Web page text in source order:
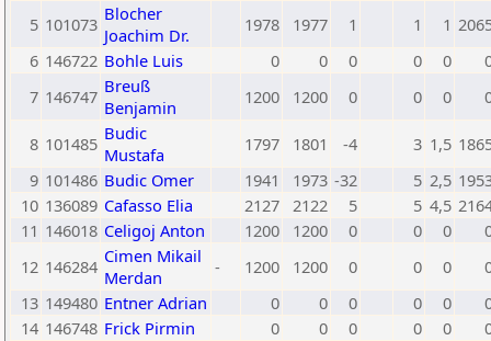
5 101073 Blocher
Joachim Dr.
1978 1977 1 1 1
6 146722 Bohle Luis 0 0 0 0 0
7 146747 Breuß
Benjamin
1200 1200 0 0 0
8 101485 Budic
Mustafa
1797 1801 -4 3 1,5
9 101486 Budic Omer 1941 1973 -32 5 2,5
10 136089 Cafasso Elia 2127 2122 5 5 4,5
11 146018 Celigoj Anton 1200 1200 0 0 0
12 146284 Cimen Mikail
Merdan
- 1200 1200 0 0 0
13 149480 Entner Adrian 0 0 0 0 0
14 146748 Frick Pirmin 0 0 0 0 0